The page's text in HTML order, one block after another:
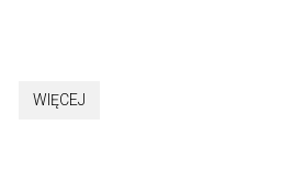
WIĘCEJ